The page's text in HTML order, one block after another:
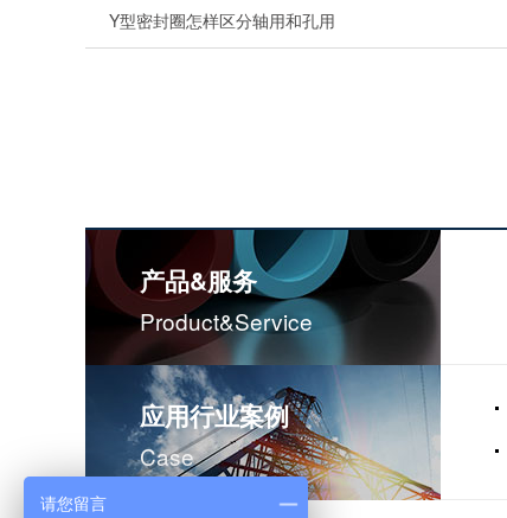
Y型密封圈怎样区分轴用和孔用
产品&服务
Product&service
应用行业案例
Case
请您留言